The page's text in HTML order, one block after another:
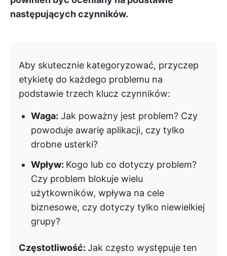
następujących czynników.
Aby skutecznie kategoryzować, przyczep
etykietę do każdego problemu na
podstawie trzech klucz czynników:
Waga: Jak poważny jest problem? Czy
powoduje awarię aplikacji, czy tylko
drobne usterki?
Wpływ: Kogo lub co dotyczy problem?
Czy problem blokuje wielu
użytkowników, wpływa na cele
biznesowe, czy dotyczy tylko niewielkiej
grupy?
Częstotliwość: Jak często występuje ten